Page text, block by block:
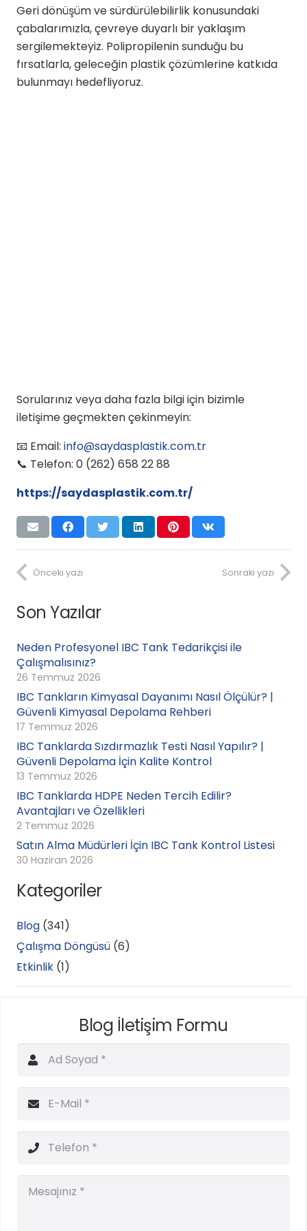
Geri dönüşüm ve sürdürülebilirlik konusundaki
çabalarımızla, çevreye duyarlı bir yaklaşım
sergilemekteyiz. Polipropilenin sunduğu bu
fırsatlarla, geleceğin plastik çözümlerine katkıda
bulunmayı hedefliyoruz.
Sorularınız veya daha fazla bilgi için bizimle
iletişime geçmekten çekinmeyin:
📧 Email: info@saydasplastik.com.tr
📞 Telefon: 0 (262) 658 22 88
https://saydasplastik.com.tr/
Önceki yazı Sonraki yazı
Son Yazılar
Neden Profesyonel IBC Tank Tedarikçisi ile
Çalışmalısınız?
26 Temmuz 2026
IBC Tankların Kimyasal Dayanımı Nasıl Ölçülür? |
Güvenli Kimyasal Depolama Rehberi
17 Temmuz 2026
IBC Tanklarda Sızdırmazlık Testi Nasıl Yapılır? |
Güvenli Depolama İçin Kalite Kontrol
13 Temmuz 2026
IBC Tanklarda HDPE Neden Tercih Edilir?
Avantajları ve Özellikleri
2 Temmuz 2026
Satın Alma Müdürleri İçin IBC Tank Kontrol Listesi
30 Haziran 2026
Kategoriler
Blog (341)
Çalışma Döngüsü (6)
Etkinlik (1)
Blog İletişim Formu